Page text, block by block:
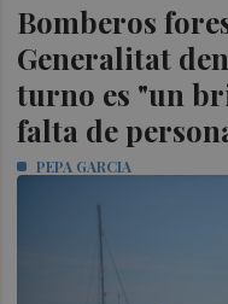
Bomberos
Generalitat
turno es "un
falta de
PEPA GARCIA